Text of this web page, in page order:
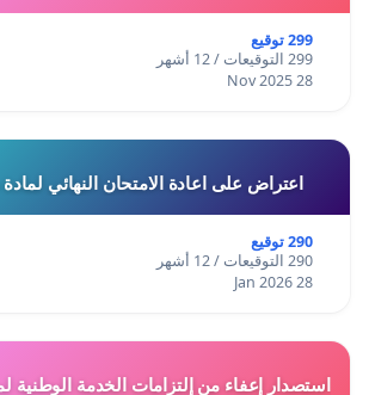
299 توقيع
299 التوقيعات / 12 أشهر
28 Nov 2025
اعتراض على اعادة الامتحان النهائي لمادة
290 توقيع
290 التوقيعات / 12 أشهر
28 Jan 2026